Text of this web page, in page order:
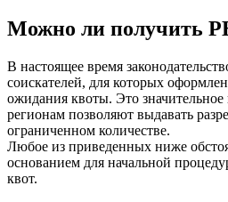
Можно ли получить
В настоящее время
соискателей, для которых
ожидания квоты. Это значительное
регионам позволяют выдавать
ограниченном количестве.
Любое из приведенных ниже
основанием для начальной
квот.